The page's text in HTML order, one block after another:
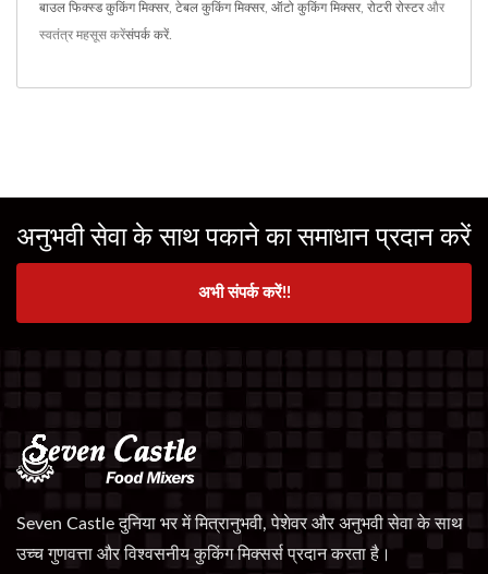
बाउल फिक्स्ड कुकिंग मिक्सर, टेबल कुकिंग मिक्सर, ऑटो कुकिंग मिक्सर, रोटरी रोस्टरऔर
स्वतंत्र महसूस करेंसंपर्क करें.
अनुभवी सेवा के साथ पकाने का समाधान प्रदान करें
अभी संपर्क करें!!
Seven Castle दुनिया भर में मित्रानुभवी, पेशेवर और अनुभवी सेवा के साथ
उच्च गुणवत्ता और विश्वसनीय कुकिंग मिक्सर्स प्रदान करता है।